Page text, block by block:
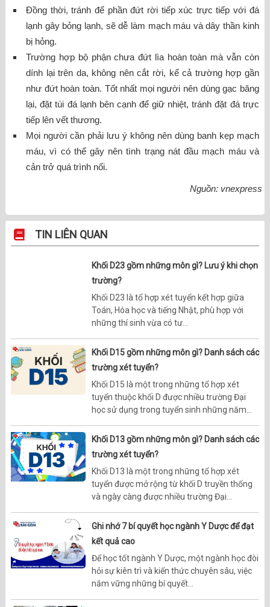
Đồng thời, tránh để phần đứt rời tiếp xúc trực tiếp với đá
lạnh gây bỏng lạnh, sẽ dễ làm mạch máu và dây thần kinh
bị hỏng.
Trường hợp bộ phận chưa đứt lìa hoàn toàn mà vẫn còn
dính lại trên da, không nên cắt rời, kể cả trường hợp gần
như đứt hoàn toàn. Tốt nhất mọi người nên dùng gạc băng
lại, đặt túi đá lạnh bên cạnh để giữ nhiệt, tránh đặt đá trực
tiếp lên vết thương.
Mọi người cần phải lưu ý không nên dùng banh kẹp mạch
máu, vì có thể gây nên tình trạng nát đầu mạch máu và
cản trở quá trình nối.
Nguồn: vnexpress
TIN LIÊN QUAN
Khối D23 gồm những môn gì? Lưu ý khi chọn
trường?
Khối D23 là tổ hợp xét tuyển kết hợp giữa
Toán, Hóa học và tiếng Nhật, phù hợp với
những thí sinh vừa có tư...
Khối D15 gồm những môn gì? Danh sách các
trường xét tuyển?
Khối D15 là một trong những tổ hợp xét
tuyển thuộc khối D được nhiều trường Đại
học sử dụng trong tuyển sinh những năm...
Khối D13 gồm những môn gì? Danh sách các
trường xét tuyển?
Khối D13 là một trong những tổ hợp xét
tuyển được mở rộng từ khối D truyền thống
và ngày càng được nhiều trường Đại...
Ghi nhớ 7 bí quyết học ngành Y Dược để đạt
kết quả cao
Để học tốt ngành Y Dược, một ngành học đòi
hỏi sự kiên trì và kiến thức chuyên sâu, việc
nắm vững những bí quyết...